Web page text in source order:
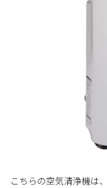
こちらの空気清浄機は